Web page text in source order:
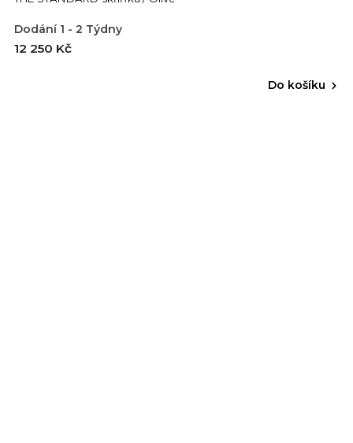
Dodání 1 - 2 Týdny
12 250 Kč
Do košíku